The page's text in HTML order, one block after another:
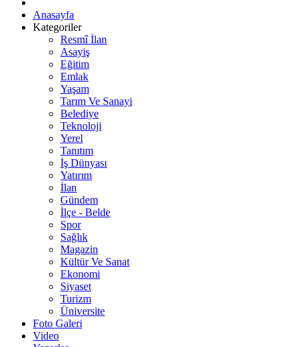
Anasayfa
Kategoriler
Resmî İlan
Asayiş
Eğitim
Emlak
Yaşam
Tarım Ve Sanayi
Belediye
Teknoloji
Yerel
Tanıtım
İş Dünyası
Yatırım
İlan
Gündem
İlçe - Belde
Spor
Sağlık
Magazin
Kültür Ve Sanat
Ekonomi
Siyaset
Turizm
Üniversite
Foto Galeri
Video